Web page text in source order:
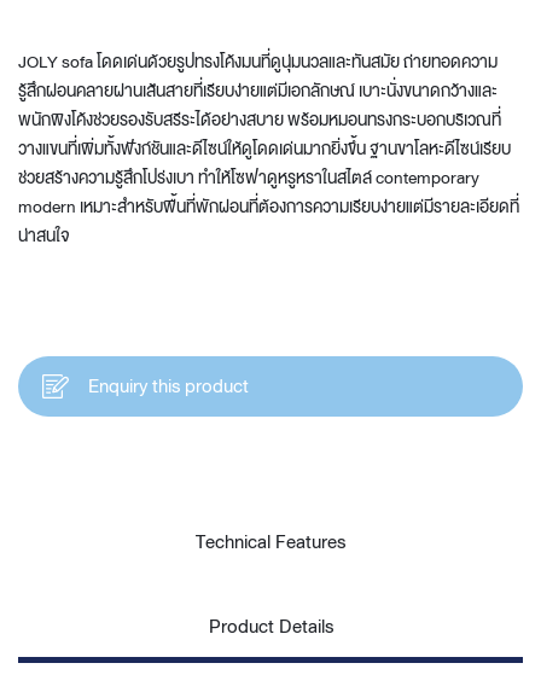
JOLY sofa โดดเด่นด้วยรูปทรงโค้งมนที่ดูนุ่มนวลและทันสมัย ถ่ายทอดความ
รู้สึกผ่อนคลายผ่านเส้นสายที่เรียบง่ายแต่มีเอกลักษณ์ เบาะนั่งขนาดกว้างและ
พนักพิงโค้งช่วยรองรับสรีระได้อย่างสบาย พร้อมหมอนทรงกระบอกบริเวณที่
วางแขนที่เพิ่มทั้งฟังก์ชันและดีไซน์ให้ดูโดดเด่นมากยิ่งขึ้น ฐานขาโลหะดีไซน์เรียบ
ช่วยสร้างความรู้สึกโปร่งเบา ทำให้โซฟาดูหรูหราในสไตล์ contemporary
modern เหมาะสำหรับพื้นที่พักผ่อนที่ต้องการความเรียบง่ายแต่มีรายละเอียดที่
น่าสนใจ
Enquiry this product
Technical Features
Product Details